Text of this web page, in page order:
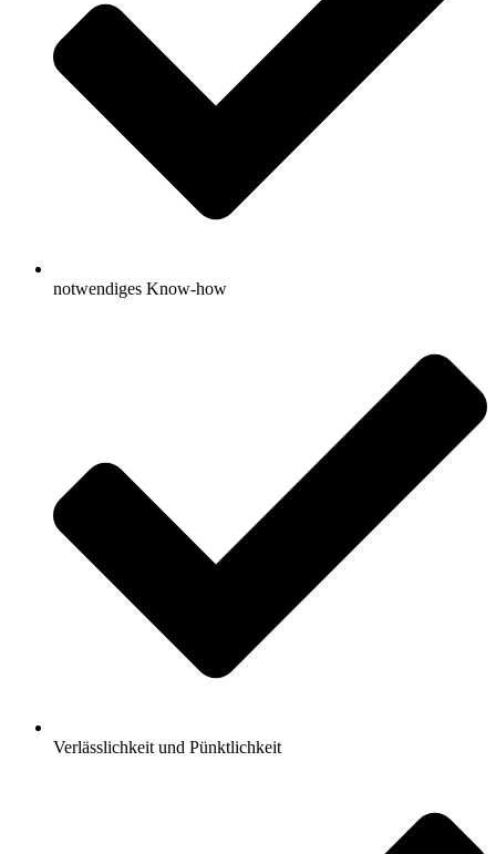
notwendiges Know-how
Verlässlichkeit und Pünktlichkeit